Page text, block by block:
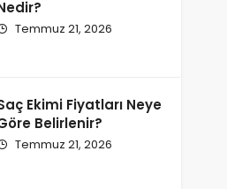
Temmuz 21, 2026
Ekimi Fiyatları Neye
Belirlenir?
Temmuz 21, 2026